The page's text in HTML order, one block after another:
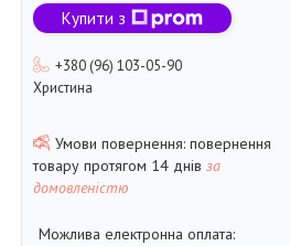
Купити з
+380 (96) 103-05-90
Христина
повернення
товару протягом 14 днів за
домовленістю